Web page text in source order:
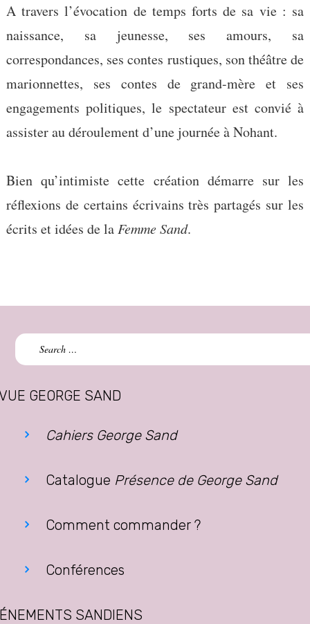
A travers l’évocation de temps forts de sa vie : sa
naissance, sa jeunesse, ses amours, sa
correspondances, ses contes rustiques, son théâtre de
marionnettes, ses contes de grand-mère et ses
engagements politiques, le spectateur est convié à
assister au déroulement d’une journée à Nohant.
Bien qu’intimiste cette création démarre sur les
réflexions de certains écrivains très partagés sur les
écrits et idées de la Femme Sand.
Search
for:
GEORGE SAND
Cahiers George Sand
Catalogue Présence de George Sand
Comment commander ?
Conférences
SANDIENS